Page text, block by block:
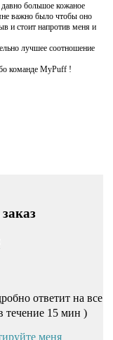
большое кожаное
важно было чтобы оно
и стоит напротив меня и
лучшее соотношение
команде MyPuff !
ответит на все
течение 15 мин )
меня